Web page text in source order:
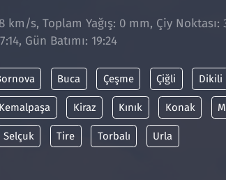
km/s, Toplam Yağış: 0 mm, Çiy Noktası:
Gün Batımı: 19:24
Buca Çeşme Çiğli Dikili
Kemalpaşa Kiraz Kınık Konak
Selçuk Tire Torbalı Urla